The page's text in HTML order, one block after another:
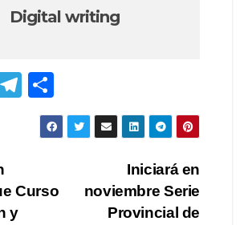
Digital writing
T
T
el
a
h
ar
Iniciará en
noviembre Serie
Provincial de
Curso
y